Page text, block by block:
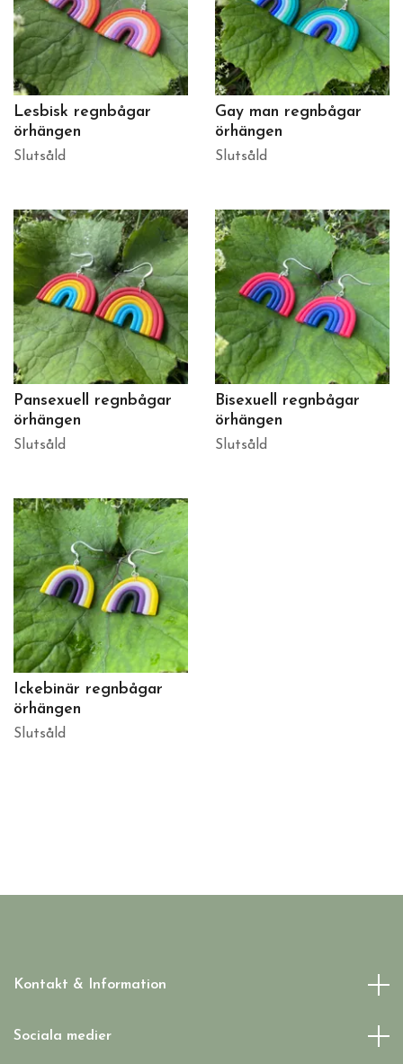
Lesbisk regnbågar
örhängen
Slutsåld
Gay man regnbågar
örhängen
Slutsåld
Pansexuell regnbågar
örhängen
Slutsåld
Bisexuell regnbågar
örhängen
Slutsåld
Ickebinär regnbågar
örhängen
Slutsåld
Kontakt & Information
Sociala medier